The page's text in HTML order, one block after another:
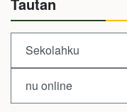
Sekolahku
nu online